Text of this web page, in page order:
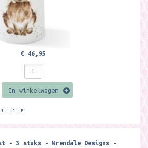
€ 46,95
In winkelwagen
- 3 stuks - Wrendale Designs -